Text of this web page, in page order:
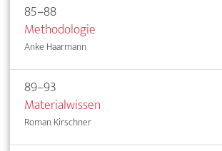
85–88
Methodologie
Anke Haarmann
89–93
Materialwissen
Roman Kirschner